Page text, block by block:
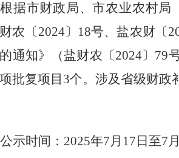
根据市财政局、市农业农村局
财农〔2024〕 18号、盐农财〔
通知》（盐财农〔2024〕 79
批复项目 3个。涉及省级财政
公示时间： 2025年7月 17 日至7